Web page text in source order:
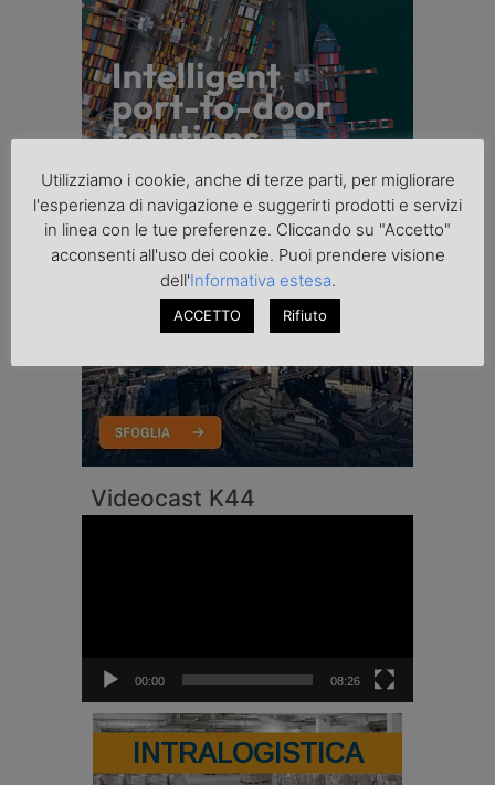
Videocast K44
00:00 08:26
INTRALOGISTICA
Utilizziamo i cookie, anche di terze parti, per migliorare
l'esperienza di navigazione e suggerirti prodotti e servizi
in linea con le tue preferenze. Cliccando su "Accetto"
acconsenti all'uso dei cookie. Puoi prendere visione
dell'Informativa estesa.
ACCETTO Rifiuto